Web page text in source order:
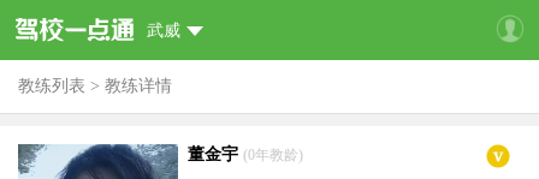
武威
教练列表 > 教练详情
董金宇 (0年教龄)